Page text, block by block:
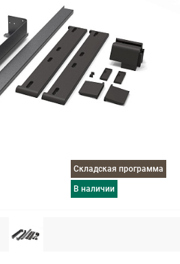
Складская программа
в наличии